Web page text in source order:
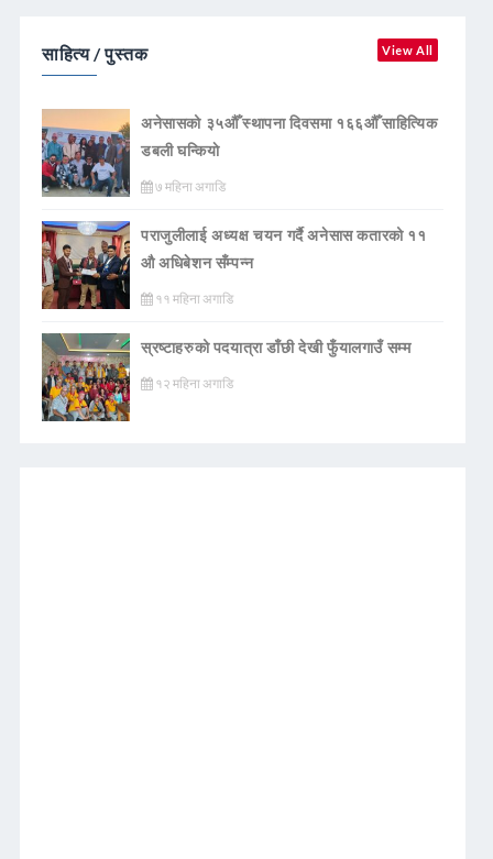
साहित्य / पुस्तक View All
अनेसासको ३५औँ स्थापना दिवसमा १६६औँ साहित्यिक
डबली घन्कियाे
७ महिना अगाडि
पराजुलीलाई अध्यक्ष चयन गर्दै अनेसास कतारको ११
औ अधिबेशन सँम्पन्न
११ महिना अगाडि
स्रष्टाहरुको पदयात्रा डाँछी देखी फुँयालगाउँ सम्म
१२ महिना अगाडि